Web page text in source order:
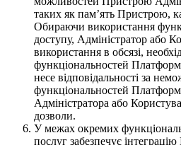
таких як памʼять Пристрою,
Обираючи використання
доступу, Адміністратор або
використання в обсязі,
функціональностей
несе відповідальності за
функціональностей
Адміністратора або
дозволи.
У межах окремих
послуг забезпечує